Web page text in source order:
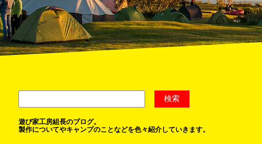
遊び家工房組長のブログ。
製作についてやキャンプのことなどを色々紹介していきます。